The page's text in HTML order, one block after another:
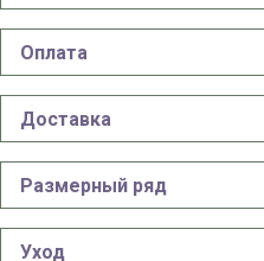
Оплата
Доставка
Размерный ряд
Уход